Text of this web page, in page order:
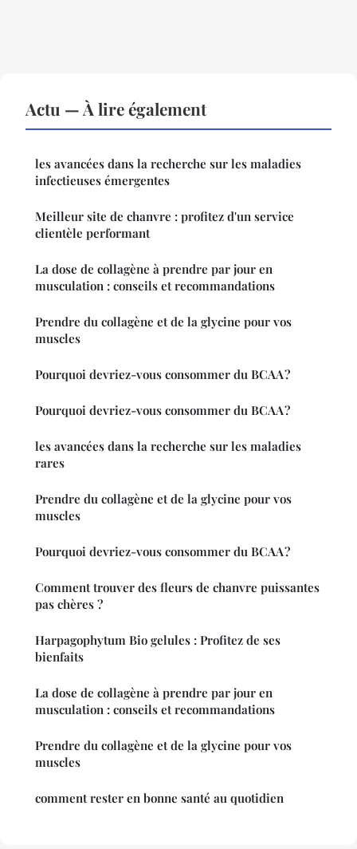
Actu — À lire également
les avancées dans la recherche sur les maladies
infectieuses émergentes
Meilleur site de chanvre : profitez d'un service
clientèle performant
La dose de collagène à prendre par jour en
musculation : conseils et recommandations
Prendre du collagène et de la glycine pour vos
muscles
Pourquoi devriez-vous consommer du BCAA ?
Pourquoi devriez-vous consommer du BCAA ?
les avancées dans la recherche sur les maladies
rares
Prendre du collagène et de la glycine pour vos
muscles
Pourquoi devriez-vous consommer du BCAA ?
Comment trouver des fleurs de chanvre puissantes
pas chères ?
Harpagophytum Bio gelules : Profitez de ses
bienfaits
La dose de collagène à prendre par jour en
musculation : conseils et recommandations
Prendre du collagène et de la glycine pour vos
muscles
comment rester en bonne santé au quotidien